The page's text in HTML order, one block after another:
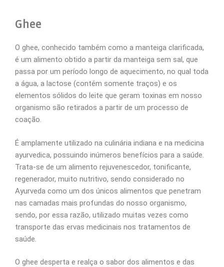
Ghee
O ghee, conhecido também como a manteiga clarificada,
é um alimento obtido a partir da manteiga sem sal, que
passa por um período longo de aquecimento, no qual toda
a água, a lactose (contém somente traços) e os
elementos sólidos do leite que geram toxinas em nosso
organismo são retirados a partir de um processo de
coação.
É amplamente utilizado na culinária indiana e na medicina
ayurvedica, possuindo inúmeros benefícios para a saúde.
Trata-se de um alimento rejuvenescedor, tonificante,
regenerador, muito nutritivo, sendo considerado no
Ayurveda como um dos únicos alimentos que penetram
nas camadas mais profundas do nosso organismo,
sendo, por essa razão, utilizado muitas vezes como
transporte das ervas medicinais nos tratamentos de
saúde.
O ghee desperta e realça o sabor dos alimentos e das